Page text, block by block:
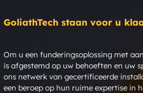
GoliathTech staan voor u
Om u een funderingsoplossing met
is afgestemd op uw behoeften en uw
ons netwerk van gecertificeerde
een beroep op hun ruime expertise in